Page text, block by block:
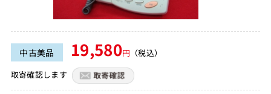
中古美品 19,580円 （税込）
取寄確認します